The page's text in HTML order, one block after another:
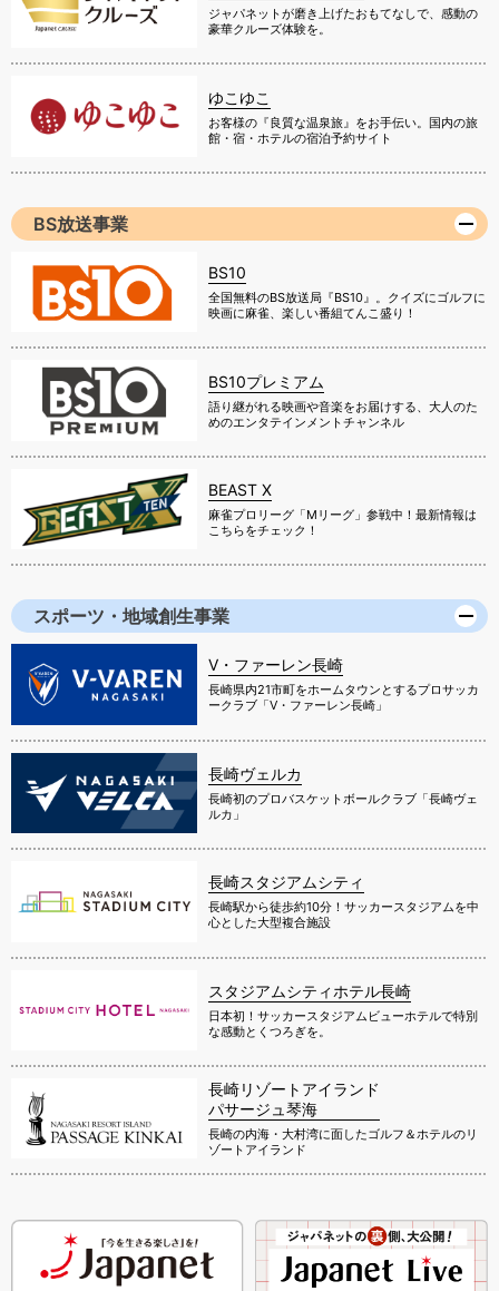
ジャパネットが磨き上げたおもてなしで、感動の
豪華クルーズ体験を。
ゆこゆこ
お客様の『良質な温泉旅』をお手伝い。国内の旅
館・宿・ホテルの宿泊予約サイト
BS放送事業
BS10
全国無料のBS放送局『BS10』。クイズにゴルフに
映画に麻雀、楽しい番組てんこ盛り！
BS10プレミアム
語り継がれる映画や音楽をお届けする、大人のた
めのエンタテインメントチャンネル
BEAST X
麻雀プロリーグ「Mリーグ」参戦中！最新情報は
こちらをチェック！
スポーツ・地域創生事業
V・ファーレン長崎
長崎県内21市町をホームタウンとするプロサッカ
ークラブ「V・ファーレン長崎」
長崎ヴェルカ
長崎初のプロバスケットボールクラブ「長崎ヴェ
ルカ」
長崎スタジアムシティ
長崎駅から徒歩約10分！サッカースタジアムを中
心とした大型複合施設
スタジアムシティホテル長崎
日本初！サッカースタジアムビューホテルで特別
な感動とくつろぎを。
長崎リゾートアイランド
パサージュ琴海
長崎の内海・大村湾に面したゴルフ＆ホテルのリ
ゾートアイランド